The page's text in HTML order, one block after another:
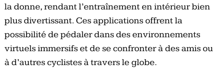
la donne, rendant l’entraînement en intérieur bien
plus divertissant. Ces applications offrent la
possibilité de pédaler dans des environnements
virtuels immersifs et de se confronter à des amis ou
à d’autres cyclistes à travers le globe.